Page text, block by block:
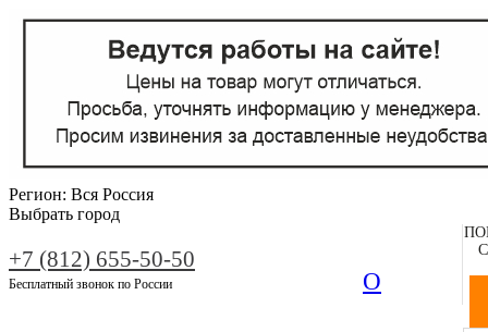
Регион: Вся Россия
Выбрать город
+7 (812) 655-50-50
Бесплатный звонок по России О